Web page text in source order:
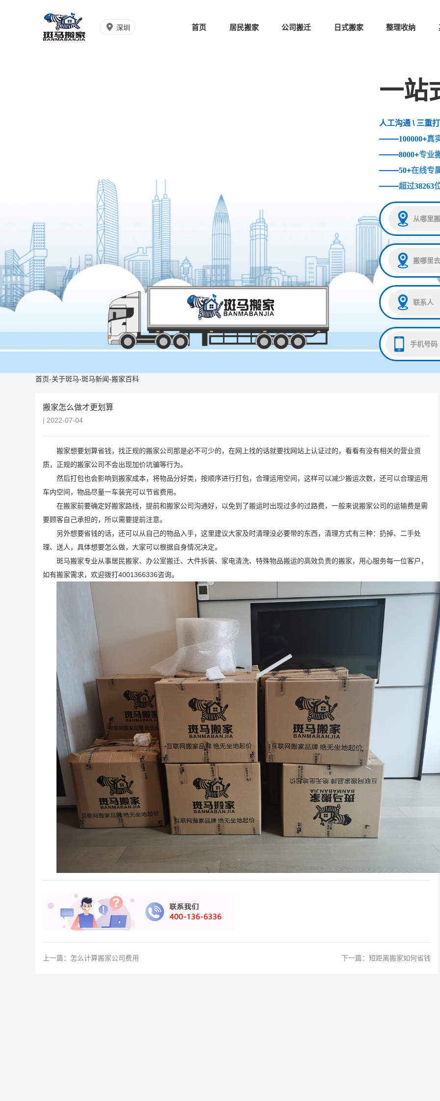
深圳 首页 居民搬家 公司搬迁 日式搬家 整理收纳
一站
人工沟通 \ 三重
100000+真
8000+专业
50+在线专
超过38263
首页-关于斑马-斑马新闻-搬家百科
搬家怎么做才更划算
| 2022-07-04
搬家想要划算省钱，找正规的搬家公司那是必不可少的，在网上找的话就要找网站上认证过的，看看有没有相关的营业资
质，正规的搬家公司不会出现加价坑骗等行为。
然后打包也会影响到搬家成本，将物品分好类，按顺序进行打包，合理运用空间，这样可以减少搬运次数，还可以合理运用
车内空间，物品尽量一车装完可以节省费用。
在搬家前要确定好搬家路线，提前和搬家公司沟通好，以免到了搬运时出现过多的过路费，一般来说搬家公司的运输费是需
要顾客自己承担的，所以需要提前注意。
另外想要省钱的话，还可以从自己的物品入手，这里建议大家及时清理没必要带的东西，清理方式有三种：扔掉、二手处
理、送人，具体想要怎么做，大家可以根据自身情况决定。
斑马搬家专业从事居民搬家、办公室搬迁、大件拆装、家电清洗、特殊物品搬运的高效负责的搬家，用心服务每一位客户，
如有搬家需求，欢迎拨打4001366336咨询。
上一篇： 怎么计算搬家公司费用 下一篇： 短距离搬家如何省钱
深圳居民搬家
前联系的搬家，客服很快就
联系我并详细说明...
深圳日式精品搬家案例
师傅很积极，全程都没让我
们帮忙，我们次搬...
龙华某小学搬迁
位于深圳龙华的某小学由于
发展需要搬迁，经...
深圳居民搬家
前联系的搬家，客服很快就
联系我并详细说明...
师傅很积极，全程都没
们帮忙，我们次搬...